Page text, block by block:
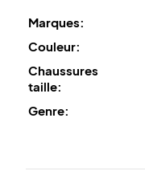
Marques:
Couleur:
Chaussures
taille:
Genre: